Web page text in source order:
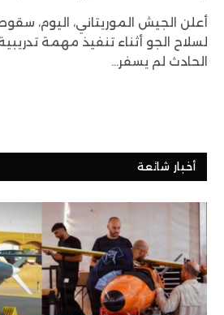
أعلن الجيش الموريتاني، اليوم،
لسلاح الجو أثناء تنفيذ مهمة
الحادث لم يسفر…
أخبار شائعة